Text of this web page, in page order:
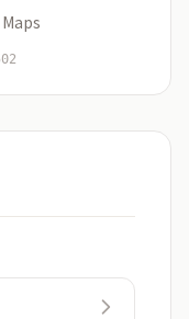
儲存於伺服器